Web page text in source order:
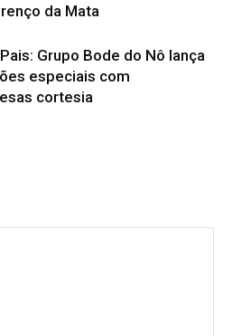
da Mata
Grupo Bode do Nô lança
especiais com
cortesia